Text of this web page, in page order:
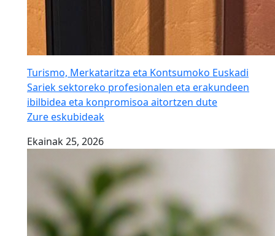
Turismo, Merkataritza eta Kontsumoko Euskadi
Sariek sektoreko profesionalen eta erakundeen
ibilbidea eta konpromisoa aitortzen dute
Zure eskubideak
Ekainak 25, 2026